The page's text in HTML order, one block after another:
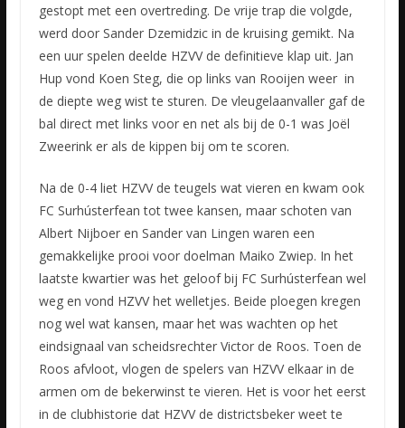
gestopt met een overtreding. De vrije trap die volgde,
werd door Sander Dzemidzic in de kruising gemikt. Na
een uur spelen deelde HZVV de definitieve klap uit. Jan
Hup vond Koen Steg, die op links van Rooijen weer in
de diepte weg wist te sturen. De vleugelaanvaller gaf de
bal direct met links voor en net als bij de 0-1 was Joël
Zweerink er als de kippen bij om te scoren.
Na de 0-4 liet HZVV de teugels wat vieren en kwam ook
FC Surhústerfean tot twee kansen, maar schoten van
Albert Nijboer en Sander van Lingen waren een
gemakkelijke prooi voor doelman Maiko Zwiep. In het
laatste kwartier was het geloof bij FC Surhústerfean wel
weg en vond HZVV het welletjes. Beide ploegen kregen
nog wel wat kansen, maar het was wachten op het
eindsignaal van scheidsrechter Victor de Roos. Toen de
Roos afvloot, vlogen de spelers van HZVV elkaar in de
armen om de bekerwinst te vieren. Het is voor het eerst
in de clubhistorie dat HZVV de districtsbeker weet te